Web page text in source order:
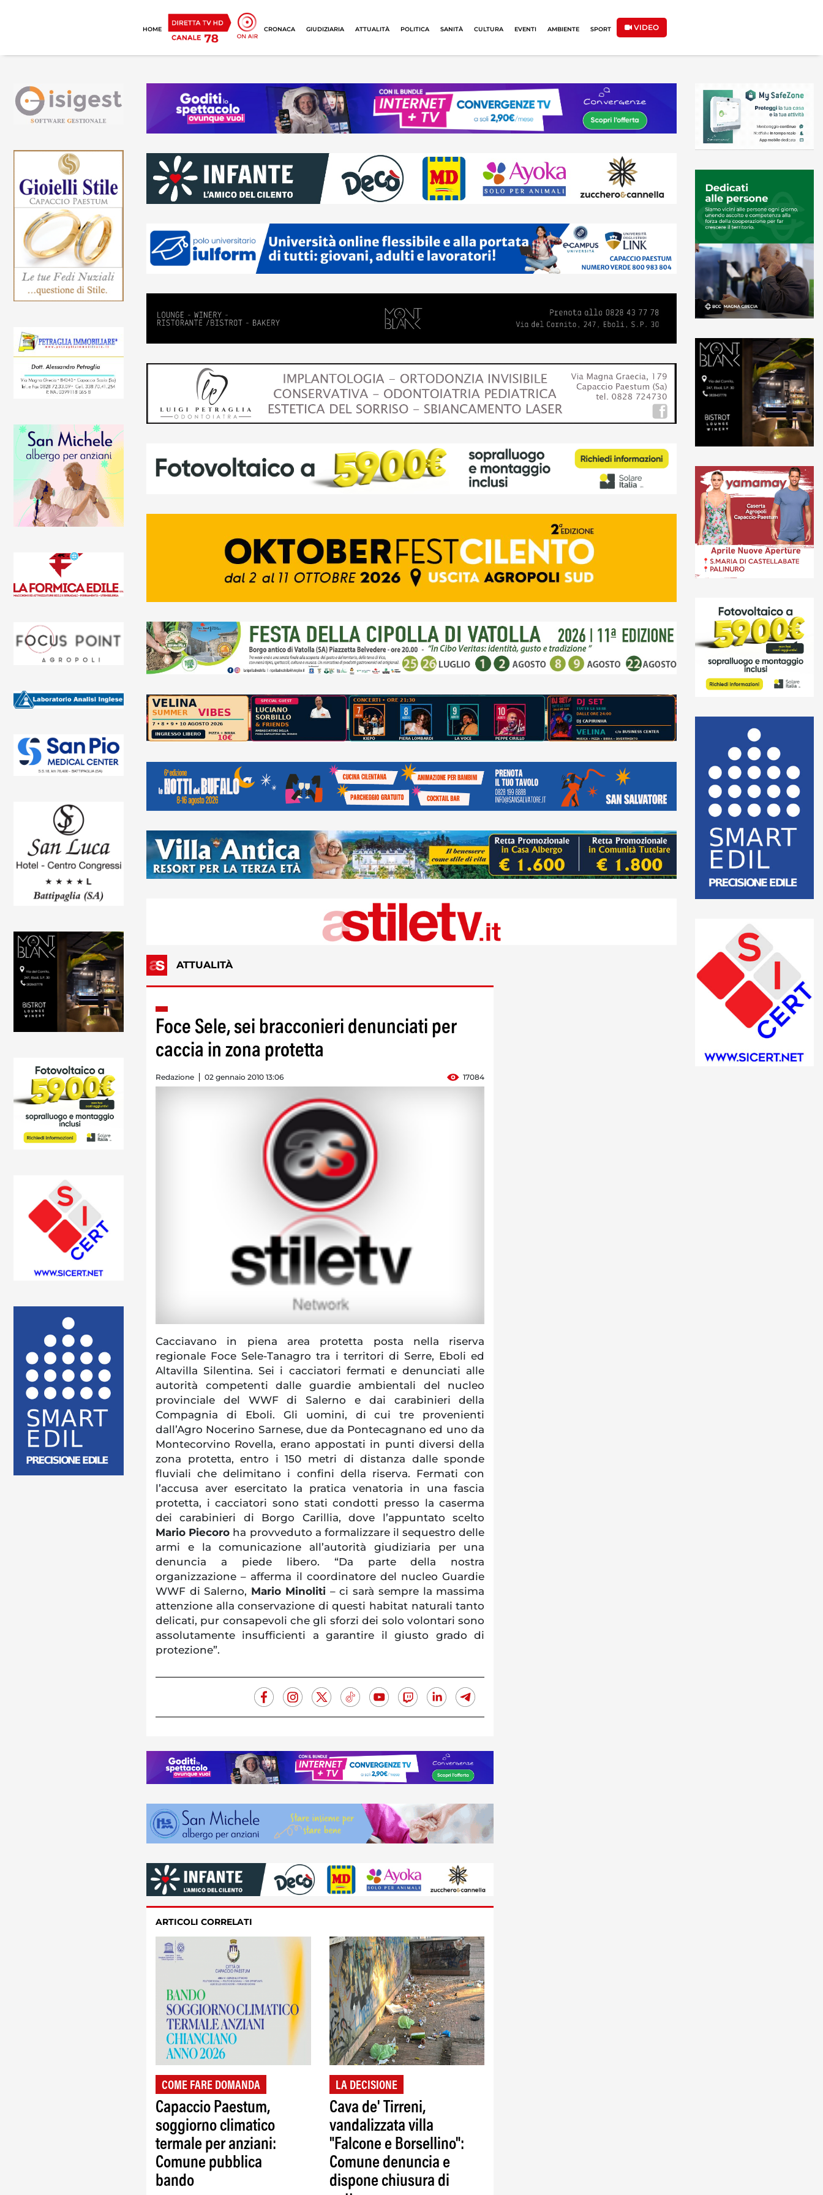
HOME CRONACA GIUDIZIARIA ATTUALITÀ POLITICA SANITÀ CULTURA EVENTI AMBIENTE SPORT VIDEO
ATTUALITÀ
Foce Sele, sei bracconieri denunciati per
caccia in zona protetta
Redazione 02 gennaio 2010 13:06 17084
Cacciavano in piena area protetta posta nella riserva
regionale Foce Sele-Tanagro tra i territori di Serre, Eboli ed
Altavilla Silentina. Sei i cacciatori fermati e denunciati alle
autorità competenti dalle guardie ambientali del nucleo
provinciale del WWF di Salerno e dai carabinieri della
Compagnia di Eboli. Gli uomini, di cui tre provenienti
dall’Agro Nocerino Sarnese, due da Pontecagnano ed uno da
Montecorvino Rovella, erano appostati in punti diversi della
zona protetta, entro i 150 metri di distanza dalle sponde
fluviali che delimitano i confini della riserva. Fermati con
l’accusa aver esercitato la pratica venatoria in una fascia
protetta, i cacciatori sono stati condotti presso la caserma
dei carabinieri di Borgo Carillia, dove l’appuntato scelto
Mario Piecoro ha provveduto a formalizzare il sequestro delle
armi e la comunicazione all’autorità giudiziaria per una
denuncia a piede libero. “Da parte della nostra
organizzazione – afferma il coordinatore del nucleo Guardie
WWF di Salerno, Mario Minoliti – ci sarà sempre la massima
attenzione alla conservazione di questi habitat naturali tanto
delicati, pur consapevoli che gli sforzi dei solo volontari sono
assolutamente insufficienti a garantire il giusto grado di
protezione”.
ARTICOLI CORRELATI
COME FARE DOMANDA
Capaccio Paestum,
soggiorno climatico
termale per anziani:
Comune pubblica
bando
LA DECISIONE
Cava de' Tirreni,
vandalizzata villa
"Falcone e Borsellino":
Comune denuncia e
dispone chiusura di